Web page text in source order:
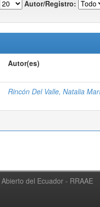
Autor/Registro:
Autor(es)
Rincón Del Valle, Natalia
del Ecuador - RRAAE